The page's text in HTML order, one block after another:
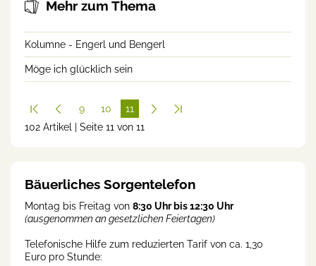
Mehr zum Thema
Kolumne - Engerl und Bengerl
Möge ich glücklich sein
9 10
11
(cur
102 Artikel | Seite 11 von 11
Bäuerliches Sorgentelefon
Montag bis Freitag von 8:30 Uhr bis 12:30 Uhr
(ausgenommen an gesetzlichen Feiertagen)
Telefonische Hilfe zum reduzierten Tarif von ca. 1,30
Euro pro Stunde: